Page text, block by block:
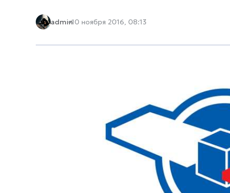
admin10 ноября 2016, 08:13